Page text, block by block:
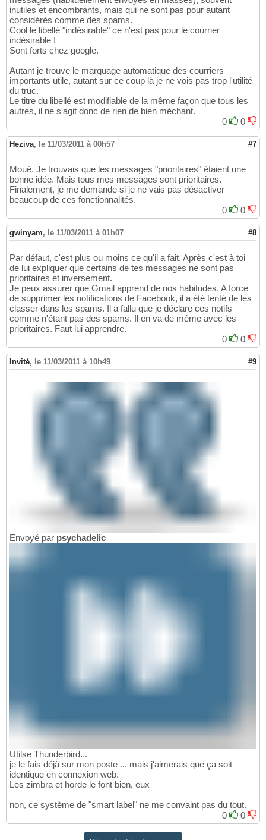
inutiles et encombrants, mais qui ne sont pas pour autant
considérés comme des spams.
Cool le libellé "indésirable" ce n'est pas pour le courrier
indésirable !
Sont forts chez google.
Autant je trouve le marquage automatique des courriers
importants utile, autant sur ce coup là je ne vois pas trop l'utilité
du truc.
Le titre du libellé est modifiable de la même façon que tous les
autres, il ne s'agit donc de rien de bien méchant.
0
0
Heziva, le 11/03/2011 à 00h57 #7
Moué. Je trouvais que les messages "prioritaires" étaient une
bonne idée. Mais tous mes messages sont prioritaires.
Finalement, je me demande si je ne vais pas désactiver
beaucoup de ces fonctionnalités.
0
0
gwinyam, le 11/03/2011 à 01h07 #8
Par défaut, c'est plus ou moins ce qu'il a fait. Après c'est à toi
de lui expliquer que certains de tes messages ne sont pas
prioritaires et inversement.
Je peux assurer que Gmail apprend de nos habitudes. A force
de supprimer les notifications de Facebook, il a été tenté de les
classer dans les spams. Il a fallu que je déclare ces notifs
comme n'étant pas des spams. Il en va de même avec les
prioritaires. Faut lui apprendre.
0
0
Invité, le 11/03/2011 à 10h49 #9
Envoyé par psychadelic
Utilse Thunderbird...
je le fais déjà sur mon poste ... mais j'aimerais que ça soit
identique en connexion web.
Les zimbra et horde le font bien, eux
non, ce système de "smart label" ne me convaint pas du tout.
0
0